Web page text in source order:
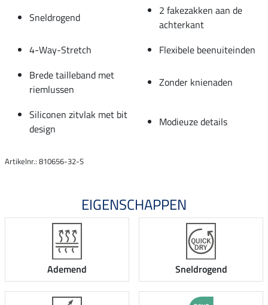
Sneldrogend
2 fakezakken aan de
achterkant
4-Way-Stretch
Flexibele beenuiteinden
Brede tailleband met
riemlussen
Zonder knienaden
Siliconen zitvlak met bit
design
Modieuze details
Artikelnr.: 810656-32-S
EIGENSCHAPPEN
Ademend Sneldrogend